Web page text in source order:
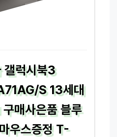
갤럭시북3
S 13세대
매사은품 블루
우스증정 T-